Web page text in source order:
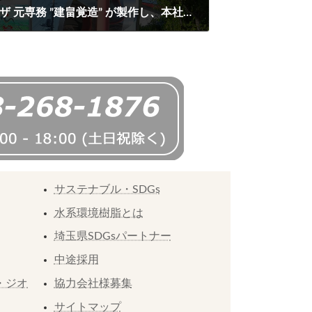
ローザ 元専務 ”建畠覚造” が製作し、本社流通センター内に設置されたオブジェが、スマートフォン向けゲームアプリ ”ポケモンGO" のジムになりました。
ジオ
サステナブル・SDGs
水系環境樹脂とは
埼玉県SDGsパートナー
中途採用
協力会社様募集
サイトマップ